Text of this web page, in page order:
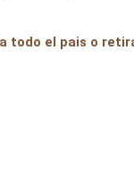
a todo el pais o